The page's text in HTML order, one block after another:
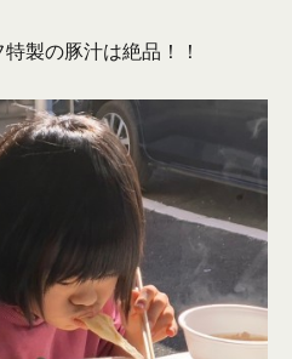
製の豚汁は絶品！！